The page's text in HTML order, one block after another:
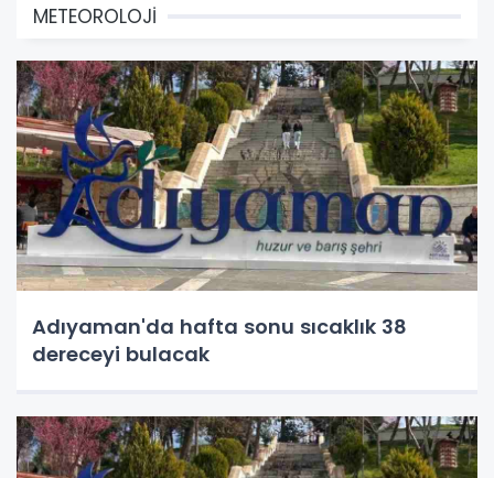
METEOROLOJİ
Adıyaman'da hafta sonu sıcaklık 38
dereceyi bulacak